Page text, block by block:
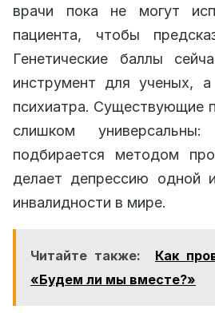
врачи пока не могут
пациента, чтобы
Генетические баллы
инструмент для ученых,
психиатра. Существующие
слишком
подбирается методом
делает депрессию одной
инвалидности в мире.
Читайте также:
Как
«Будем ли мы вместе?»